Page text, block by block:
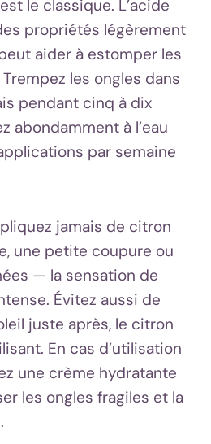
le classique. L’acide
propriétés légèrement
aider à estomper les
les ongles dans
pendant cinq à dix
abondamment à l’eau
par semaine
jamais de citron
une petite coupure ou
— la sensation de
Évitez aussi de
juste après, le citron
En cas d’utilisation
une crème hydratante
les ongles fragiles et la